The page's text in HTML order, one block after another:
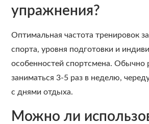
упражнения?
Оптимальная частота тренировок
спорта, уровня подготовки и
особенностей спортсмена. Обычно
заниматься 3-5 раз в неделю,
с днями отдыха.
Можно ли